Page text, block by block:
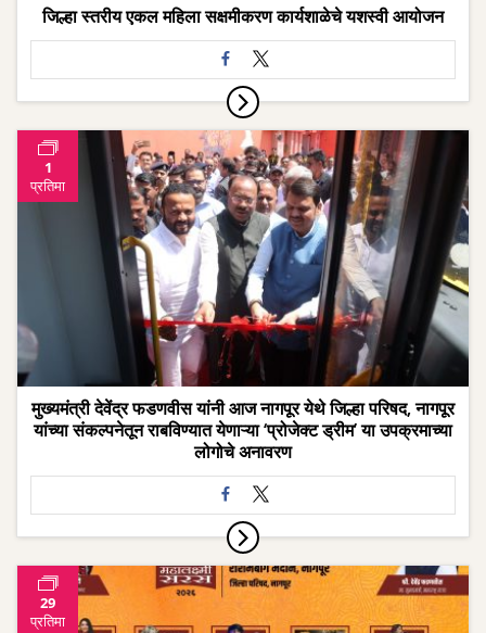
जिल्हा स्तरीय एकल महिला सक्षमीकरण कार्यशाळेचे यशस्वी आयोजन
1
प्रतिमा
मुख्यमंत्री देवेंद्र फडणवीस यांनी आज नागपूर येथे जिल्हा परिषद, नागपूर
यांच्या संकल्पनेतून राबविण्यात येणाऱ्या ‘प्रोजेक्ट ड्रीम’ या उपक्रमाच्या
लोगोचे अनावरण
29
प्रतिमा